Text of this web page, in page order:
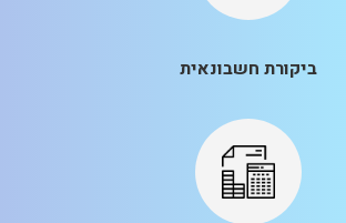
ביקורת חשבונאית